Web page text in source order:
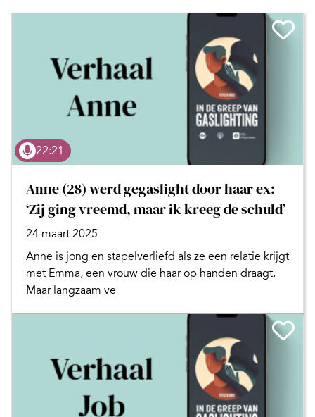
22:21
Anne (28) werd gegaslight door haar ex:
‘Zij ging vreemd, maar ik kreeg de schuld’
24 maart 2025
Anne is jong en stapelverliefd als ze een relatie krijgt
met Emma, een vrouw die haar op handen draagt.
Maar langzaam ve